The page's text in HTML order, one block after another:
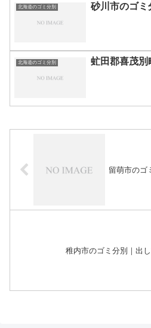
北海道のゴミ分別 砂川市のゴミ
北海道のゴミ分別 虻田郡喜茂別
留萌市のゴ
稚内市のゴミ分別｜出